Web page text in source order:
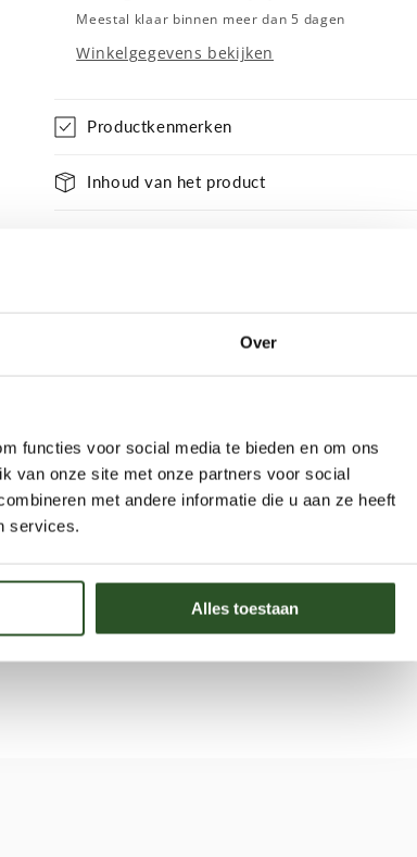
Over
functies voor social media te bieden en om ons
van onze site met onze partners voor social
met andere informatie die u aan ze heeft
services.
Alles toestaan
+
gifvrij
+
gifvrij
Meestal klaar binnen meer dan 5 dagen
Winkelgegevens bekijken
Productkenmerken
Inhoud van het product